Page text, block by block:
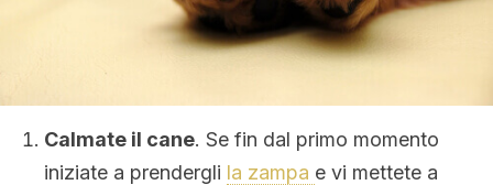
Calmate il cane. Se fin dal primo momento
iniziate a prendergli la zampa e vi mettete a